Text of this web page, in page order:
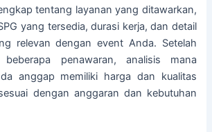
tentang layanan yang ditawarkan,
yang tersedia, durasi kerja, dan detail
relevan dengan event Anda. Setelah
beberapa penawaran, analisis mana
anggap memiliki harga dan kualitas
dengan anggaran dan kebutuhan